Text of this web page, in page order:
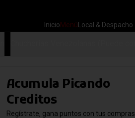
InicioMenú Local & Despacho
Acumula Picando
Creditos
Regístrate, gana puntos con tus compras